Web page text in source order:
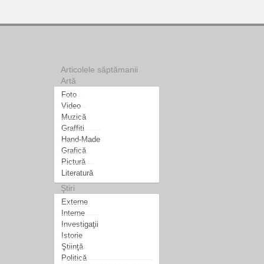
Articolele săptămanii
Artă
Foto
Video
Muzică
Graffiti
Hand-Made
Grafică
Pictură
Literatură
Ştiri
Externe
Interne
Investigaţii
Istorie
Ştiinţă
Politică